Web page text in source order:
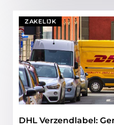
ZAKELIJK
DHL Verzendlabel: